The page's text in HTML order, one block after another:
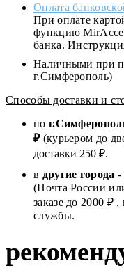
Оплата
При оплате
функцию
банка.
Наличными при
г.Симферополь)
Способы доставки и
по
₽(курьером до
доставки 250 ₽.
в другие города -
(Почта России
заказе до 2000 ₽
службы.